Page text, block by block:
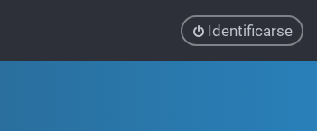
Identificarse